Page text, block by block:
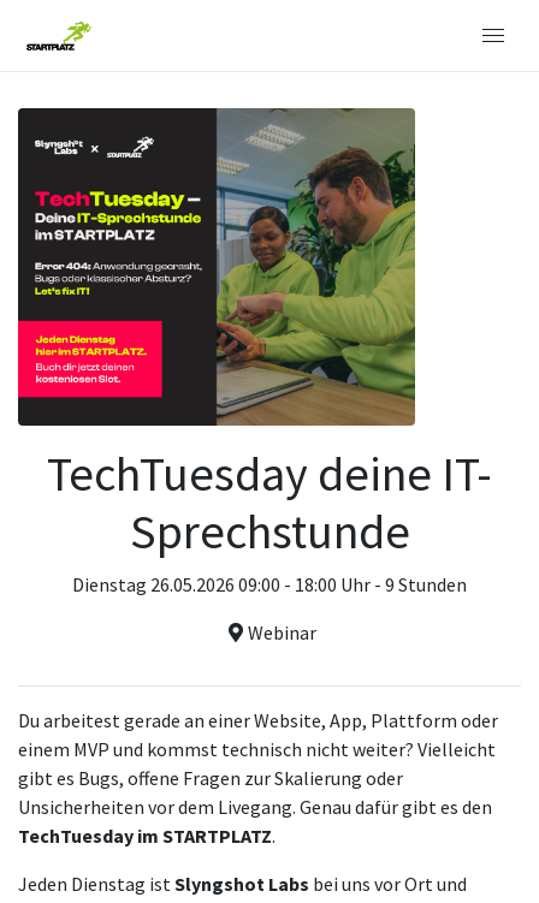
TechTuesday deine IT-
Sprechstunde
Dienstag 26.05.2026 09:00 - 18:00 Uhr - 9 Stunden
Webinar
Du arbeitest gerade an einer Website, App, Plattform oder
einem MVP und kommst technisch nicht weiter? Vielleicht
gibt es Bugs, offene Fragen zur Skalierung oder
Unsicherheiten vor dem Livegang. Genau dafür gibt es den
TechTuesday im STARTPLATZ.
Jeden Dienstag istSlyngshot Labs bei uns vor Ort und